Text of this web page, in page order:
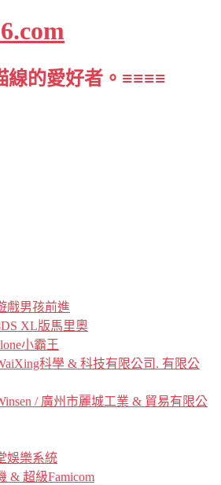
線的愛好者。≡≡≡≡
戲男孩前進
XL版馬里奧
小霸王
科學 & 科技有限公司. 有限公
/ 廣州市麗城工業 & 貿易有限公
娛樂系統
& 超級Famicom